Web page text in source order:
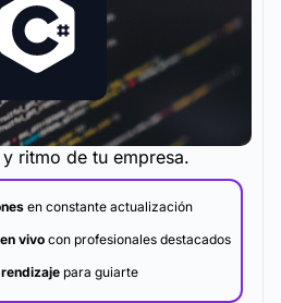
de formación que
ritmo de tu empresa.
en constante actualización
vivo con profesionales destacados
para guiarte